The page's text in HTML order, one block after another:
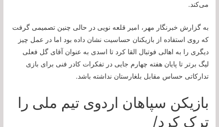
می‌کند.
به گزارش خبرنگار مهر، امیر قلعه نویی در حالی چنین تصمیمی گرفت
که روی استفاده از بازیکنان حساسیت نشان داده بود اما در عمل چیز
دیگری را به اهالی فوتبال القا کرد تا اسدی به عنوان آقای گل فعلی
لیگ برتر تا پایان هفته چهارم جایی در تفکرات کادر فنی برای بازی
تدارکاتی حساس مقابل بلغارستان نداشته باشد.
بازیکن سپاهان اردوی تیم ملی را
ترک کرد/